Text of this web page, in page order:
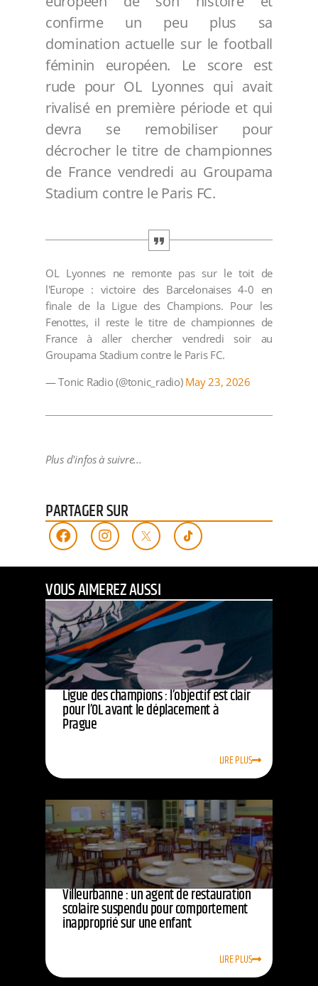
confirme un peu plus sa
domination actuelle sur le football
féminin européen. Le score est
rude pour OL Lyonnes qui avait
rivalisé en première période et qui
devra se remobiliser pour
décrocher le titre de championnes
de France vendredi au Groupama
Stadium contre le Paris FC.
OL Lyonnes ne remonte pas sur le toit de
l'Europe : victoire des Barcelonaises 4-0 en
finale de la Ligue des Champions. Pour les
Fenottes, il reste le titre de championnes de
France à aller chercher vendredi soir au
Groupama Stadium contre le Paris FC.
— Tonic Radio (@tonic_radio) May 23, 2026
Plus d'infos à suivre...
PARTAGER SUR
VOUS AIMEREZ AUSSI
Ligue des champions : l’objectif est clair
pour l’OL avant le déplacement à
Prague
LIRE PLUS
Villeurbanne : un agent de restauration
scolaire suspendu pour comportement
inapproprié sur une enfant
LIRE PLUS